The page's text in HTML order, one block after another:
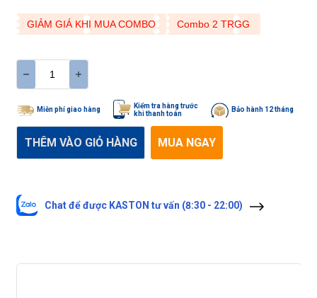
THÊM VÀO GIỎ HÀNG MUA NGAY
GIẢM GIÁ KHI MUA COMBO
GIẢM GIÁ KHI MUA COMBO Combo 2 TRGG
Combo 2 TRGG
Chat để được KASTON tư vấn (8:30 - 22:00)
Miễn phí giao hàng
Kiểm tra hàng trước
khi thanh toán
Bảo hành 12 tháng